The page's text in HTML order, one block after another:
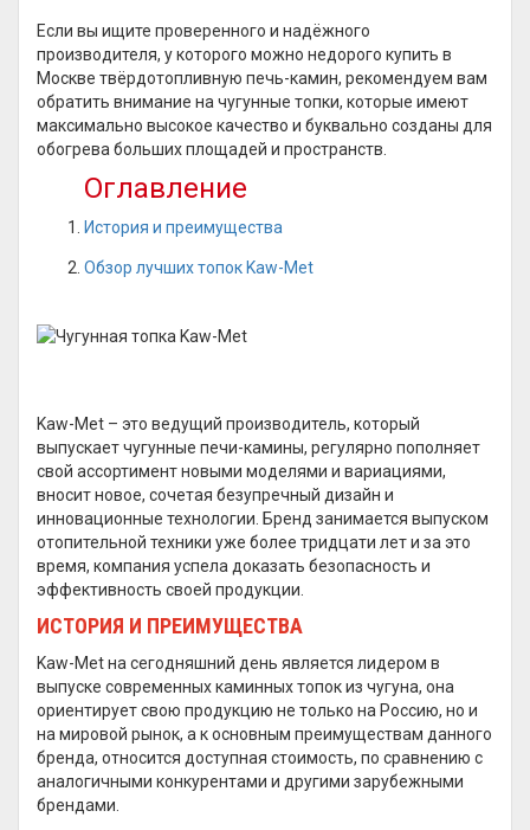
Если вы ищите проверенного и надёжного
производителя, у которого можно недорого купить в
Москве твёрдотопливную печь-камин, рекомендуем вам
обратить внимание на чугунные топки, которые имеют
максимально высокое качество и буквально созданы для
обогрева больших площадей и пространств.
Оглавление
История и преимущества
Обзор лучших топок Kaw-Met
Kaw-Met – это ведущий производитель, который
выпускает чугунные печи-камины, регулярно пополняет
свой ассортимент новыми моделями и вариациями,
вносит новое, сочетая безупречный дизайн и
инновационные технологии. Бренд занимается выпуском
отопительной техники уже более тридцати лет и за это
время, компания успела доказать безопасность и
эффективность своей продукции.
ИСТОРИЯ И ПРЕИМУЩЕСТВА
Kaw-Met на сегодняшний день является лидером в
выпуске современных каминных топок из чугуна, она
ориентирует свою продукцию не только на Россию, но и
на мировой рынок, а к основным преимуществам данного
бренда, относится доступная стоимость, по сравнению с
аналогичными конкурентами и другими зарубежными
брендами.